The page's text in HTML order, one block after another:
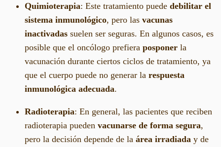
Quimioterapia: Este tratamiento puede debilitar el
sistema inmunológico, pero las vacunas
inactivadas suelen ser seguras. En algunos casos, es
posible que el oncólogo prefiera posponer la
vacunación durante ciertos ciclos de tratamiento, ya
que el cuerpo puede no generar la respuesta
inmunológica adecuada.
Radioterapia: En general, las pacientes que reciben
radioterapia pueden vacunarse de forma segura,
pero la decisión depende de la área irradiada y de